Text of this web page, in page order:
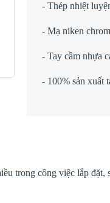
- Thép nhiệt
- Mạ niken
- Tay cầm nhựa
- 100% sản xuất
trong công việc lắp đặt,